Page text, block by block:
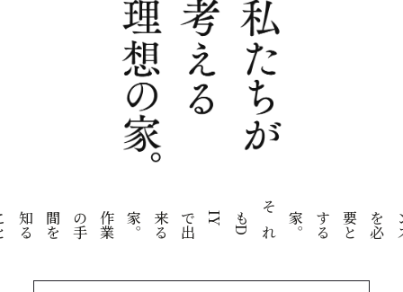
。
そ
れ
も
D
I
Y
で
出
来
る
家
。
作
業
の
手
間
を
知
る
こ
と
で
物
の
善
し
悪
し
を
知る